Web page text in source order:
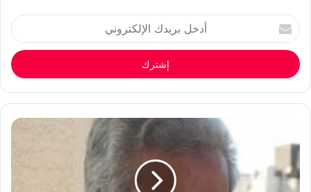
أدخل
بريدك
الإلكتروني